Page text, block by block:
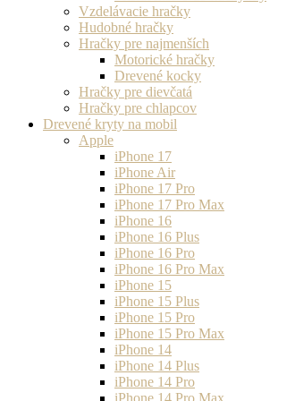
Vzdelávacie hračky
Hudobné hračky
Hračky pre najmenších
Motorické hračky
Drevené kocky
Hračky pre dievčatá
Hračky pre chlapcov
Drevené kryty na mobil
Apple
iPhone 17
iPhone Air
iPhone 17 Pro
iPhone 17 Pro Max
iPhone 16
iPhone 16 Plus
iPhone 16 Pro
iPhone 16 Pro Max
iPhone 15
iPhone 15 Plus
iPhone 15 Pro
iPhone 15 Pro Max
iPhone 14
iPhone 14 Plus
iPhone 14 Pro
iPhone 14 Pro Max